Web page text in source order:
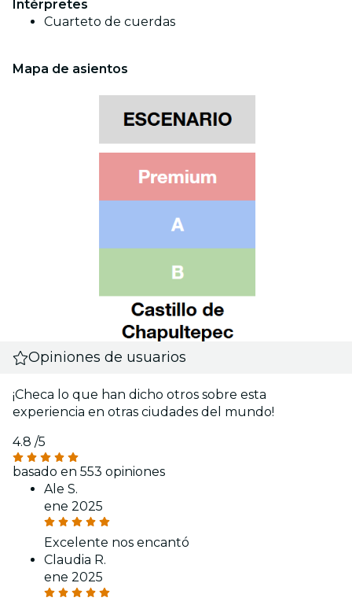
Intérpretes
Cuarteto de cuerdas
Mapa de asientos
Opiniones de usuarios
¡Checa lo que han dicho otros sobre esta
experiencia en otras ciudades del mundo!
4.8 /5
basado en 553 opiniones
Ale S.
ene 2025
Excelente nos encantó
Claudia R.
ene 2025